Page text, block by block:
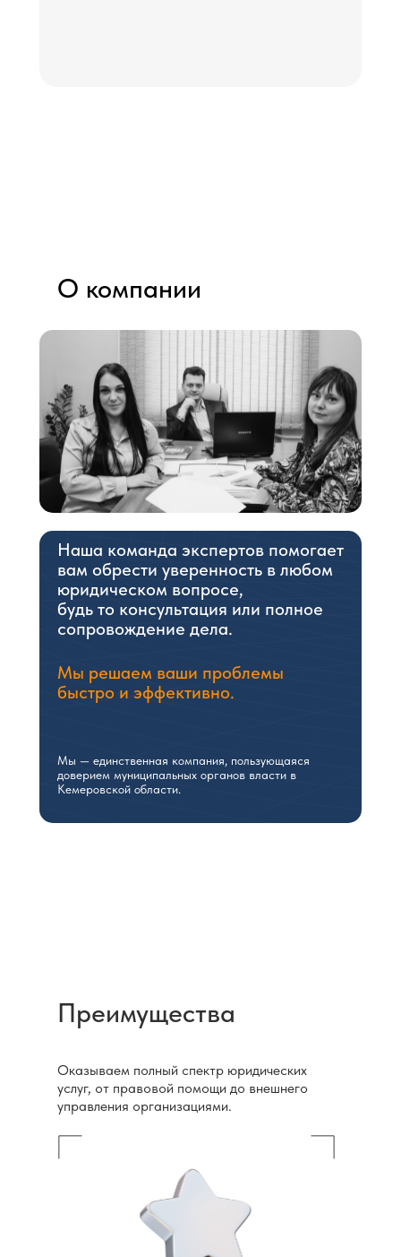
О компании
Наша команда экспертов помогает
вам обрести уверенность в любом
юридическом вопросе,
будь то консультация или полное
сопровождение дела.
Мы решаем ваши проблемы
быстро и эффективно.
Мы — единственная компания, пользующаяся
доверием муниципальных органов власти в
Кемеровской области.
Преимущества
Оказываем полный спектр юридических
услуг, от правовой помощи до внешнего
управления организациями.